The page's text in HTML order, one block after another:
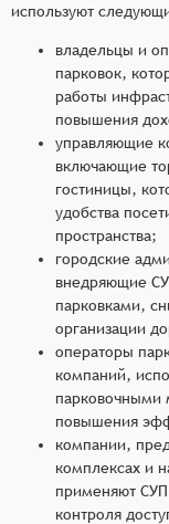
используют
владельцы и
парковок,
работы
повышения
управляющие
включающие
гостиницы,
удобства
пространства;
городские
внедряющие
парковками,
организации
операторы
компаний,
парковочными
повышения
компании,
комплексах и
применяют СУП
контроля